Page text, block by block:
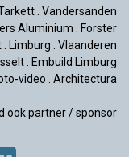
. Vandersanden
Aluminium . Forster
. Limburg . Vlaanderen
. Embuild Limburg
video . Architectura
ook partner / sponsor